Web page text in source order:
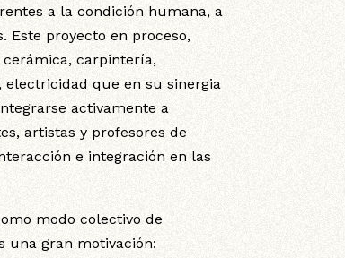
a la condición humana, a
Este proyecto en proceso,
carpintería,
que en su sinergia
activamente a
artistas y profesores de
e integración en las
modo colectivo de
una gran motivación: